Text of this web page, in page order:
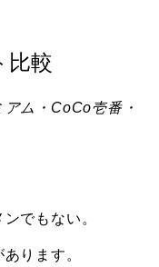
較
ム・CoCo壱番・
でもない。
ります。